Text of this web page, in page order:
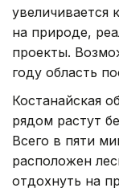
увеличивается
на природе,
проекты.
году область
Костанайская
рядом растут
Всего в пяти
расположен
отдохнуть на